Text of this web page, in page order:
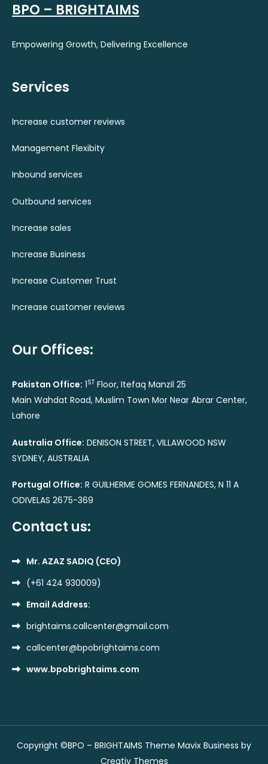
BPO – BRIGHTAIMS
Empowering Growth, Delivering Excellence
Services
Increase customer reviews
Management Flexibity
Inbound services
Outbound services
Increase sales
Increase Business
Increase Customer Trust
Increase customer reviews
Our Offices:
Pakistan Office: 1ST Floor, Itefaq Manzil 25
Main Wahdat Road, Muslim Town Mor Near Abrar Center,
Lahore
Australia Office: DENISON STREET, VILLAWOOD NSW
SYDNEY, AUSTRALIA
Portugal Office: R GUILHERME GOMES FERNANDES, N 11 A
ODIVELAS 2675-369
Contact us:
Mr. AZAZ SADIQ (CEO)
(+61 424 930009)
Email Address:
brightaims.callcenter@gmail.com
callcenter@bpobrightaims.com
www.bpobrightaims.com
Copyright ©BPO – BRIGHTAIMS Theme Mavix Business by
Creativ Themes